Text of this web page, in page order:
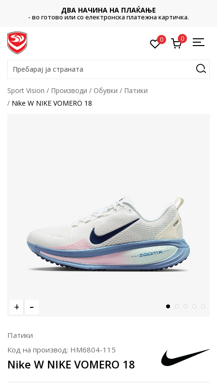
ДВА НАЧИНА НА ПЛАЌАЊЕ
- во готово или со електронска платежна картичка.
0 0
Пребарај ја страната
Sport Vision Производи Обувки
Патики
Nike W NIKE VOMERO 18
Патики
Код на производ: HM6804-115
Nike W NIKE VOMERO 18